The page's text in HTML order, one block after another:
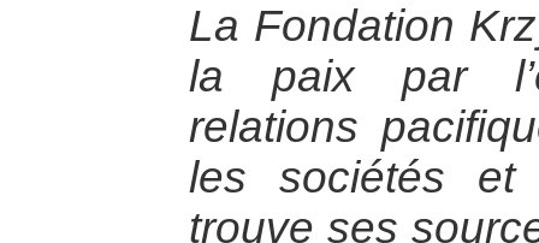
La Fondation
la paix par
relations
les sociétés et
trouve ses